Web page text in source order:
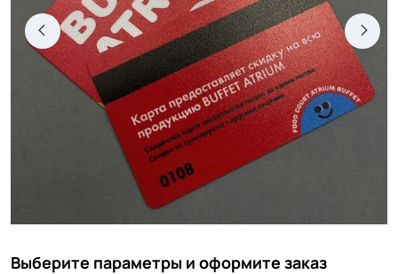
Выберите параметры и оформите заказ